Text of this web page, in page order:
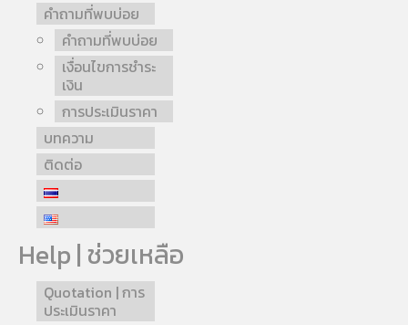
คำถามที่พบบ่อย
คำถามที่พบบ่อย
เงื่อนไขการชำระ
เงิน
การประเมินราคา
บทความ
ติดต่อ
Help | ช่วยเหลือ
Quotation | การ
ประเมินราคา